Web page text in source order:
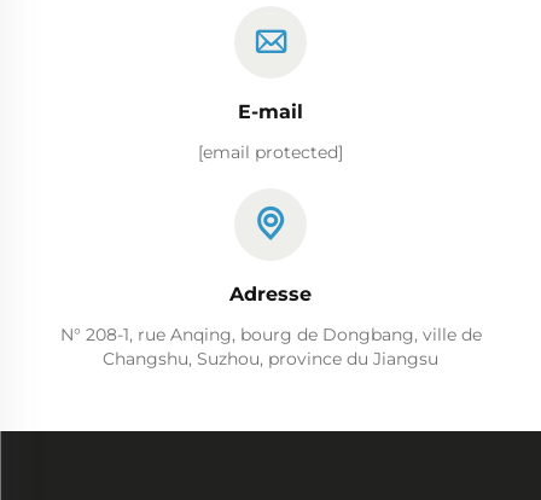
E-mail
[email protected]
Adresse
N° 208-1, rue Anqing, bourg de Dongbang, ville de
Changshu, Suzhou, province du Jiangsu